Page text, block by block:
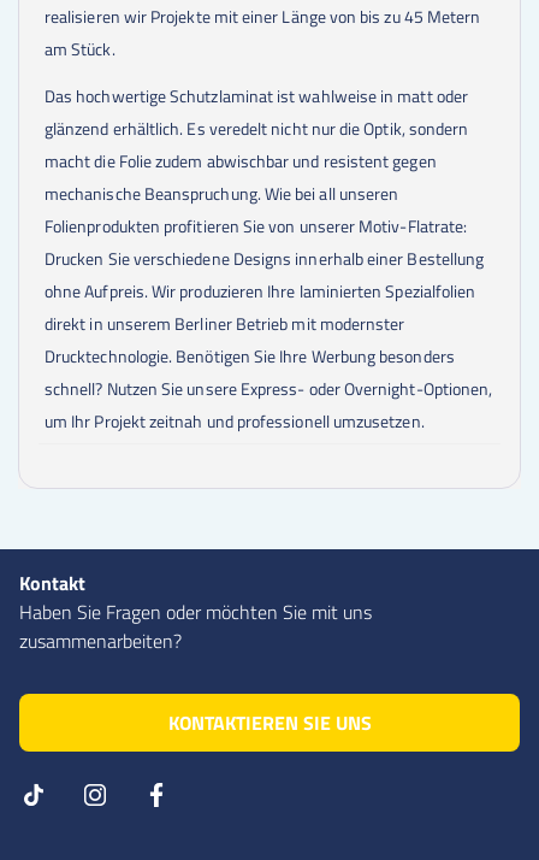
realisieren wir Projekte mit einer Länge von bis zu 45 Metern
am Stück.
Das hochwertige Schutzlaminat ist wahlweise in matt oder
glänzend erhältlich. Es veredelt nicht nur die Optik, sondern
macht die Folie zudem abwischbar und resistent gegen
mechanische Beanspruchung. Wie bei all unseren
Folienprodukten profitieren Sie von unserer Motiv-Flatrate:
Drucken Sie verschiedene Designs innerhalb einer Bestellung
ohne Aufpreis. Wir produzieren Ihre laminierten Spezialfolien
direkt in unserem Berliner Betrieb mit modernster
Drucktechnologie. Benötigen Sie Ihre Werbung besonders
schnell? Nutzen Sie unsere Express- oder Overnight-Optionen,
um Ihr Projekt zeitnah und professionell umzusetzen.
Kontakt
Haben Sie Fragen oder möchten Sie mit uns
zusammenarbeiten?
KONTAKTIEREN SIE UNS